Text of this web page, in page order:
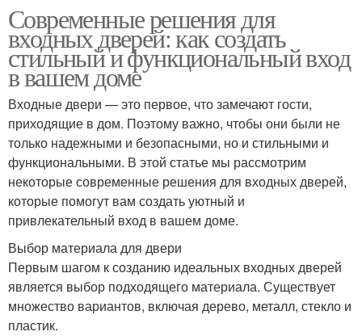
Современные решения для
входных дверей: как создать
стильный и функциональный вход
в вашем доме
Входные двери — это первое, что замечают гости,
приходящие в дом. Поэтому важно, чтобы они были не
только надежными и безопасными, но и стильными и
функциональными. В этой статье мы рассмотрим
некоторые современные решения для входных дверей,
которые помогут вам создать уютный и
привлекательный вход в вашем доме.
Выбор материала для двери
Первым шагом к созданию идеальных входных дверей
является выбор подходящего материала. Существует
множество вариантов, включая дерево, металл, стекло и
пластик.